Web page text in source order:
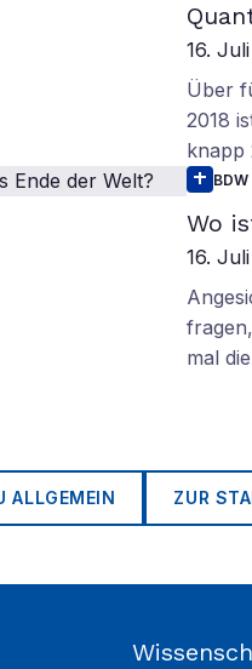
16.
Über
2018
knapp
Wo
16.
mal
ALLGEMEIN ZUR